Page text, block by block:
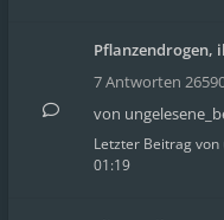
Pflanzendrogen,
7 Antworten
von
Letzter Beitrag von
01:19